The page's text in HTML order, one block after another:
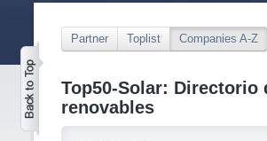
Partner Toplist Companies A-Z
Top50-Solar: Directorio
renovables